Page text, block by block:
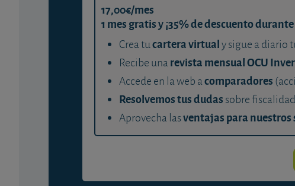
17,00€/mes
1 mes gratis y ¡35% de descuento
Crea tucartera virtualy sigue a diario
Recibe unarevista mensual OCU
Accede en la web acomparadores
Resolvemos tus dudas sobre
Aprovecha lasventajas para nuestros